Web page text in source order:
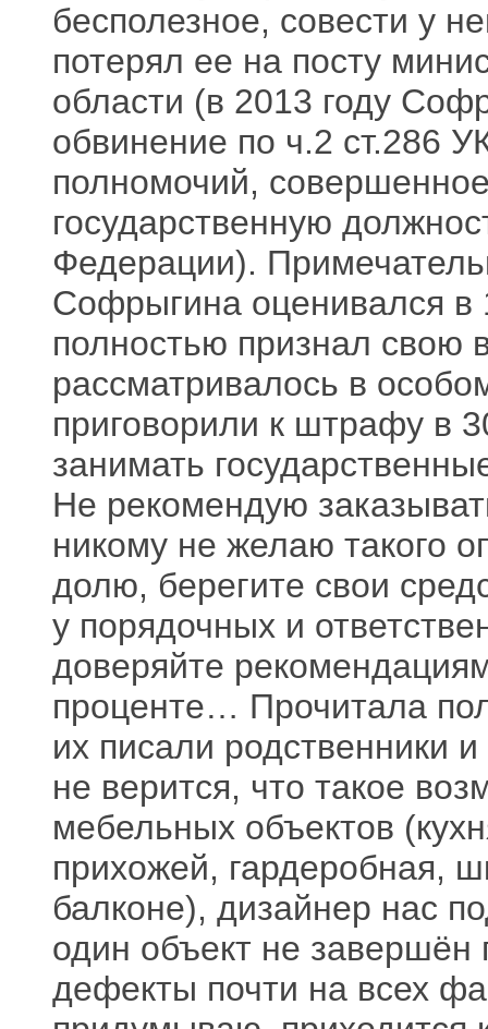
бесполезное, совести у
потерял ее на посту
области (в 2013 году
обвинение по ч.2 ст.286
полномочий,
государственную
Федерации).
Софрыгина оценивался
полностью признал свою
рассматривалось в
приговорили к штрафу в
занимать
Не рекомендую
никому не желаю такого
долю, берегите свои
у порядочных и
доверяйте
проценте… Прочитала
их писали родственники
не верится, что такое
мебельных объектов
прихожей, гардеробная,
балконе), дизайнер нас
один объект не
дефекты почти на всех